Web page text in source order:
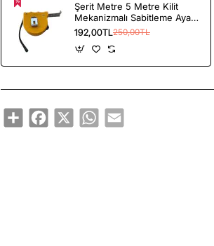
Şerit Metre 5 Metre Kilit
Mekanizmalı Sabitleme Ayarlı
Paslanmaz Metre
192,00TL250,00TL
ShareFacebook
X WhatsApp
Email